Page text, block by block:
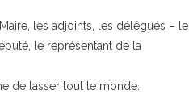
les adjoints, les délégués – le
le représentant de la
de lasser tout le monde.